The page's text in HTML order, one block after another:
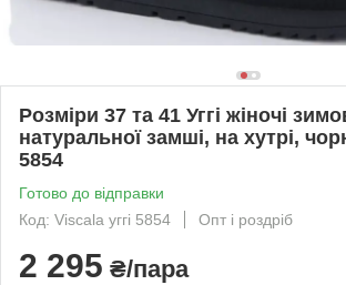
Розміри 37 та 41 Уггі жіночі
натуральної замші, на хутрі,
5854
Готово до відправки
Код: Viscala уггі 5854
Опт і роздріб
2 295 ₴/пара